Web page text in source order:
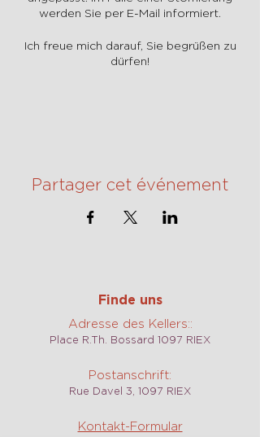
werden Sie per E-Mail informiert.
Ich freue mich darauf, Sie begrüßen zu
dürfen!
Partager cet événement
Finde uns
Adresse des Kellers::
Place R.Th. Bossard 1097 RIEX
Postanschrift:
Rue Davel 3, 1097 RIEX
Kontakt-Formular